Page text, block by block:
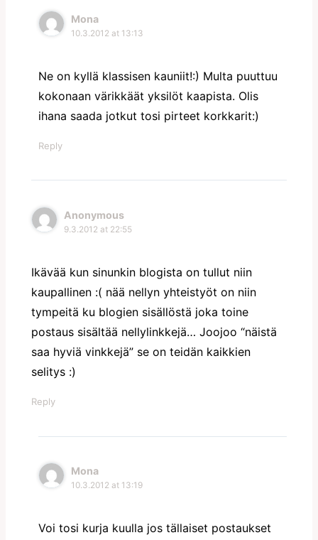
Mona
10.3.2012 at 13:13
Ne on kyllä klassisen kauniit!:) Multa puuttuu
kokonaan värikkäät yksilöt kaapista. Olis
ihana saada jotkut tosi pirteet korkkarit:)
Reply
Anonymous
9.3.2012 at 22:55
Ikävää kun sinunkin blogista on tullut niin
kaupallinen :( nää nellyn yhteistyöt on niin
tympeitä ku blogien sisällöstä joka toine
postaus sisältää nellylinkkejä… Joojoo “näistä
saa hyviä vinkkejä” se on teidän kaikkien
selitys :)
Reply
Mona
10.3.2012 at 13:19
Voi tosi kurja kuulla jos tällaiset postaukset